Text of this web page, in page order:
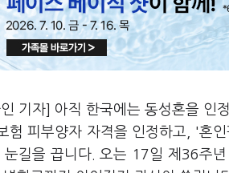
기자] 아직 한국에는 동성혼을 인
험 피부양자 자격을 인정하고, '혼
눈길을 끕니다. 오는 17일 제36주